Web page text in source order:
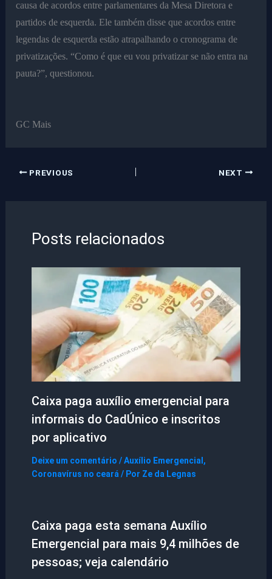
causa de acordos entre parlamentares da Mesa Diretora e
partidos de esquerda. Ele também disse que acordos entre
legendas de esquerda estão atrapalhando o cronograma de
privatizações. “Como é que eu vou privatizar se não entra na
pauta?”, questionou.
GC Mais
PREVIOUS NEXT
Posts relacionados
Caixa paga auxílio emergencial para
informais do CadÚnico e inscritos
por aplicativo
Deixe um comentário /Auxílio Emergencial ,
Coronavírus no ceará / Por Ze da Legnas
Caixa paga esta semana Auxílio
Emergencial para mais 9,4 milhões de
pessoas; veja calendário